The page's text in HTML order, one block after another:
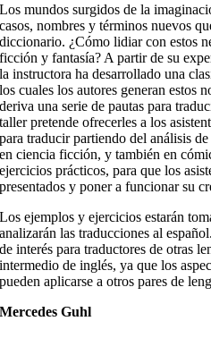
Los mundos surgidos de la
casos, nombres y términos nuevos
diccionario. ¿Cómo lidiar con estos
ficción y fantasía? A partir de su
la instructora ha desarrollado una
los cuales los autores generan estos
deriva una serie de pautas para
taller pretende ofrecerles a los
para traducir partiendo del análisis
en ciencia ficción, y también en
ejercicios prácticos, para que los
presentados y poner a funcionar su
Los ejemplos y ejercicios estarán
analizarán las traducciones al
de interés para traductores de otras
intermedio de inglés, ya que los
pueden aplicarse a otros pares de
Mercedes Guhl